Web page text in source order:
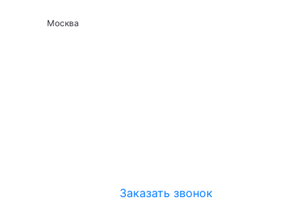
Москва
Заказать звонок